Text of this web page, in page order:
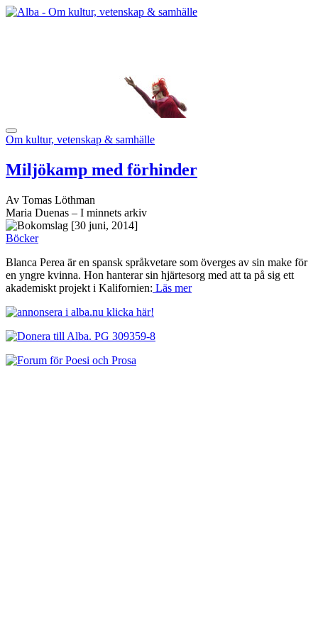
Om kultur, vetenskap & samhälle
Miljökamp med förhinder
Av Tomas Löthman
Maria Duenas – I minnets arkiv
[30 juni, 2014]
Böcker
Blanca Perea är en spansk språkvetare som överges av sin make för
en yngre kvinna. Hon hanterar sin hjärtesorg med att ta på sig ett
akademiskt projekt i Kalifornien: Läs mer